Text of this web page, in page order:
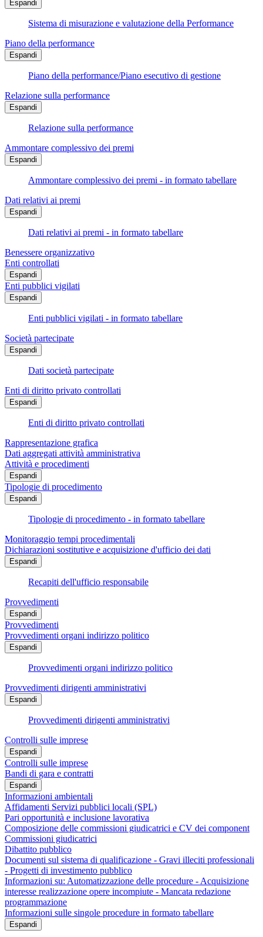
Espandi
Sistema di misurazione e valutazione della Performance
Piano della performance
Espandi
Piano della performance/Piano esecutivo di gestione
Relazione sulla performance
Espandi
Relazione sulla performance
Ammontare complessivo dei premi
Espandi
Ammontare complessivo dei premi - in formato tabellare
Dati relativi ai premi
Espandi
Dati relativi ai premi - in formato tabellare
Benessere organizzativo
Enti controllati
Espandi
Enti pubblici vigilati
Espandi
Enti pubblici vigilati - in formato tabellare
Società partecipate
Espandi
Dati società partecipate
Enti di diritto privato controllati
Espandi
Enti di diritto privato controllati
Rappresentazione grafica
Dati aggregati attività amministrativa
Attività e procedimenti
Espandi
Tipologie di procedimento
Espandi
Tipologie di procedimento - in formato tabellare
Monitoraggio tempi procedimentali
Dichiarazioni sostitutive e acquisizione d'ufficio dei dati
Espandi
Recapiti dell'ufficio responsabile
Provvedimenti
Espandi
Provvedimenti
Provvedimenti organi indirizzo politico
Espandi
Provvedimenti organi indirizzo politico
Provvedimenti dirigenti amministrativi
Espandi
Provvedimenti dirigenti amministrativi
Controlli sulle imprese
Espandi
Controlli sulle imprese
Bandi di gara e contratti
Espandi
Informazioni ambientali
Affidamenti Servizi pubblici locali (SPL)
Pari opportunità e inclusione lavorativa
Composizione delle commissioni giudicatrici e CV dei component
Commissioni giudicatrici
Dibattito pubblico
Documenti sul sistema di qualificazione - Gravi illeciti professionali
- Progetti di investimento pubblico
Informazioni su: Automatizzazione delle procedure - Acquisizione
interesse realizzazione opere incompiute - Mancata redazione
programmazione
Informazioni sulle singole procedure in formato tabellare
Espandi